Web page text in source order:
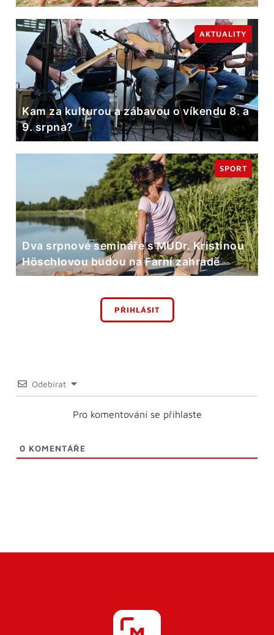
Kam za kulturou a zábavou o víkendu 8. a
9. srpna?
AKTUALITY
Dva srpnové semináře s MUDr. Kristinou
Höschlovou budou na Farní zahradě
SPORT
PŘIHLÁSIT
Odebírat
Pro komentování se přihlaste
0 KOMENTÁŘE